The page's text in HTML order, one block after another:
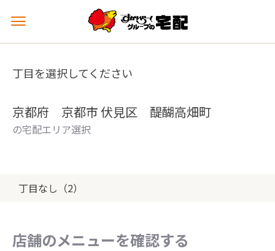
メ
ュ
を
丁目を選択してください
京都府 京都市 伏見区 醍醐高畑町
の宅配エリア選択
丁目なし（2）
店舗のメニューを確認する